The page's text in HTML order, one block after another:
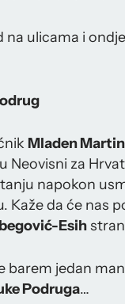
na ulicama i
Mladen
Neovisni za
napokon
Kaže da će nas
Esih
barem jedan
Podruga…